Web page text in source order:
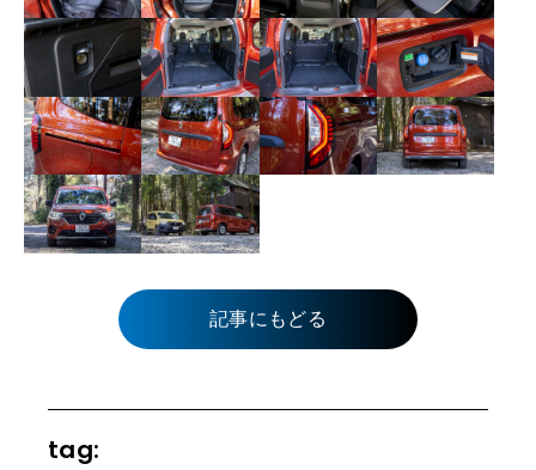
記事にもどる
tag: